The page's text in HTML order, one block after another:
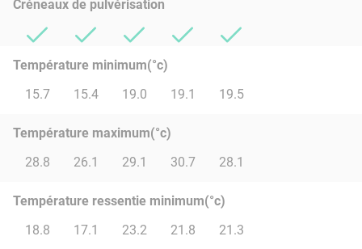
Créneaux de pulvérisation
Température minimum(°c)
15.7
15.4 19.0 19.1 19.5
Température maximum(°c)
28.8
26.1 29.1 30.7 28.1
Température ressentie minimum(°c)
18.8
17.1 23.2 21.8 21.3